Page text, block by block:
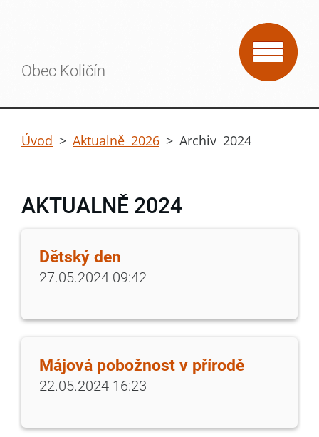
Obec Količín
Úvod > Aktualně 2026 > Archiv 2024
AKTUALNĚ 2024
Dětský den
27.05.2024 09:42
Májová pobožnost v přírodě
22.05.2024 16:23